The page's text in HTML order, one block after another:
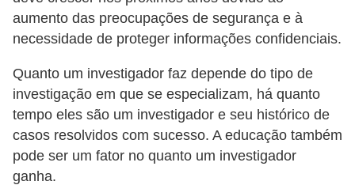
aumento das preocupações de segurança e à
necessidade de proteger informações confidenciais.
Quanto um investigador faz depende do tipo de
investigação em que se especializam, há quanto
tempo eles são um investigador e seu histórico de
casos resolvidos com sucesso. A educação também
pode ser um fator no quanto um investigador
ganha.